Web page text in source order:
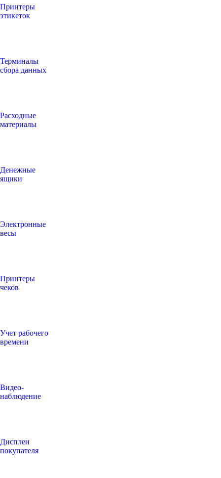
Принтеры
этикеток
Терминалы
сбора данных
Расходные
материалы
Денежные
ящики
Электронные
весы
Принтеры
чеков
Учет рабочего
времени
Видео‑
наблюдение
Дисплеи
покупателя